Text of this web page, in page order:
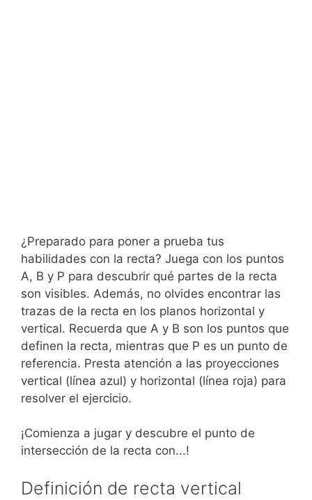
¿Preparado para poner a prueba tus
habilidades con la recta? Juega con los puntos
A, B y P para descubrir qué partes de la recta
son visibles. Además, no olvides encontrar las
trazas de la recta en los planos horizontal y
vertical. Recuerda que A y B son los puntos que
definen la recta, mientras que P es un punto de
referencia. Presta atención a las proyecciones
vertical (línea azul) y horizontal (línea roja) para
resolver el ejercicio.
¡Comienza a jugar y descubre el punto de
intersección de la recta con...!
Definición de recta vertical